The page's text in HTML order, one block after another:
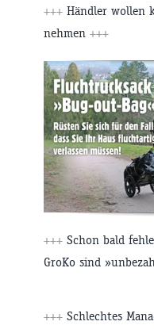
+++ Händler wollen
nehmen +++
+++ Schon bald
GroKo sind
+++ Schlechtes